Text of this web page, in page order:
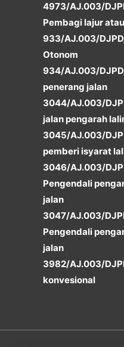
4973/AJ.003/
Pembagi lajur
933/AJ.003/
Otonom
934/AJ.003/
penerang jalan
3044/AJ.003/
jalan pengarah
3045/AJ.003/
pemberi isyarat
3046/AJ.003/
Pengendali
jalan
3047/AJ.003/
Pengendali
jalan
3982/AJ.003/
konvesional